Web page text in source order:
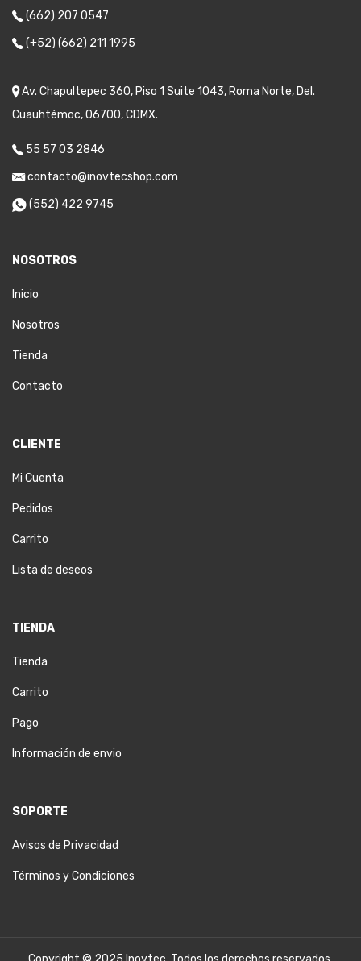
(662) 207 0547
(+52) (662) 211 1995
Av. Chapultepec 360, Piso 1 Suite 1043, Roma Norte, Del.
Cuauhtémoc, 06700, CDMX.
55 57 03 2846
contacto@inovtecshop.com
(552) 422 9745
NOSOTROS
Inicio
Nosotros
Tienda
Contacto
CLIENTE
Mi Cuenta
Pedidos
Carrito
Lista de deseos
TIENDA
Tienda
Carrito
Pago
Información de envio
SOPORTE
Avisos de Privacidad
Términos y Condiciones